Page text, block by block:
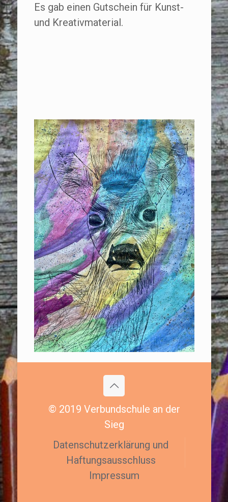
Es gab einen Gutschein für Kunst-
und Kreativmaterial.
© 2019 Verbundschule an der
Sieg
Datenschutzerklärung und
Haftungsausschluss
Impressum